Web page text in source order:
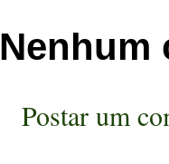
Nenhum
Postar um